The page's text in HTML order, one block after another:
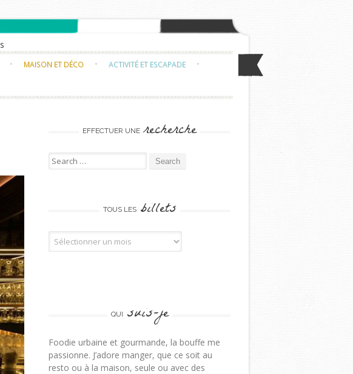
MAISON ET DÉCO
ACTIVITÉ ET ESCAPADE
EFFECTUER UNE recherche
Search for:
TOUS LES billets
Tous les billets
QUI suis-je
Foodie urbaine et gourmande, la bouffe me
passionne. J’adore manger, que ce soit au
resto ou à la maison, seule ou avec des